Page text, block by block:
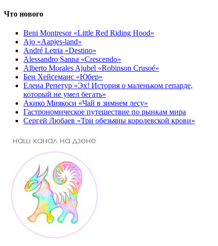
Что нового
Beni Montresor «Little Red Riding Hood»
Ajo «Aapjes-land»
André Letria «Destino»
Alessandro Sanna «Crescendo»
Alberto Morales Ajubel «Robinson Crusoé»
Бен Хейсеманс «Юбер»
Елена Репетур «Эх! История о маленьком гепарде,
который не умел бегать»
Акико Миякоси «Чай в зимнем лесу»
Гастрономическое путешествие по рынкам мира
Сергей Любаев «Три обезьяны королевской крови»